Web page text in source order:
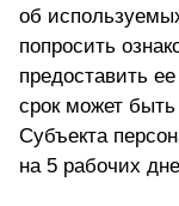
об
попросить
предоставить
срок может
Субъекта
на 5 рабочих